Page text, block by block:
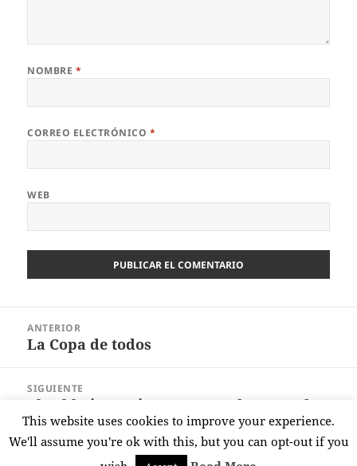
NOMBRE *
CORREO ELECTRÓNICO *
WEB
entradas
ANTERIOR
Entrada
La Copa de todos
SIGUIENTE
Entrada
siguiente:
El Athletic empieza temporada ganando
al Inter Baku
This website uses cookies to improve your experience.
We'll assume you're ok with this, but you can opt-out if you